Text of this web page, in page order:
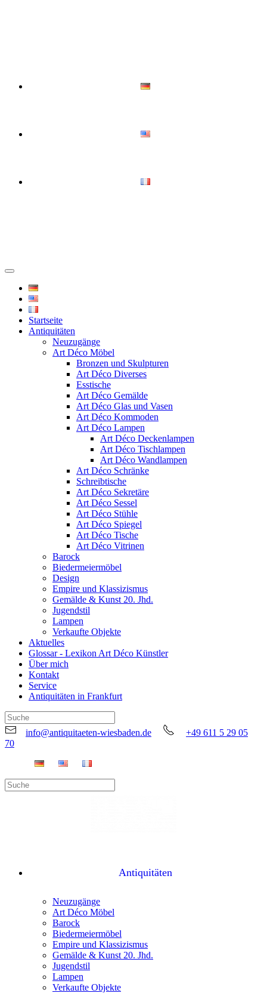
Startseite
Antiquitäten
Neuzugänge
Art Déco Möbel
Bronzen und Skulpturen
Art Déco Diverses
Esstische
Art Déco Gemälde
Art Déco Glas und Vasen
Art Déco Kommoden
Art Déco Lampen
Art Déco Deckenlampen
Art Déco Tischlampen
Art Déco Wandlampen
Art Déco Schränke
Schreibtische
Art Déco Sekretäre
Art Déco Sessel
Art Déco Stühle
Art Déco Spiegel
Art Déco Tische
Art Déco Vitrinen
Barock
Biedermeiermöbel
Design
Empire und Klassizismus
Gemälde & Kunst 20. Jhd.
Jugendstil
Lampen
Verkaufte Objekte
Aktuelles
Glossar - Lexikon Art Déco Künstler
Über mich
Kontakt
Service
Antiquitäten in Frankfurt
info@antiquitaeten-wiesbaden.de
+49 611 5 29 05
70
Antiquitäten
Neuzugänge
Art Déco Möbel
Barock
Biedermeiermöbel
Empire und Klassizismus
Gemälde & Kunst 20. Jhd.
Jugendstil
Lampen
Verkaufte Objekte